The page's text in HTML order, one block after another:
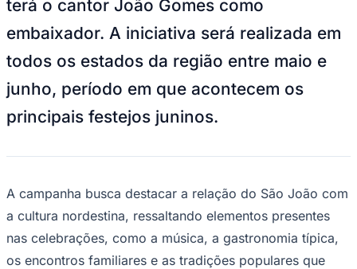
NBA
Fórmula 1
Tênis (ATP)
NHL
Vôlei
Brasileirão Série A
Brasileirão Série B
Paulistão
Copa do Brasil
Libertadores
Sul-Americana
terá o cantor João Gomes como
embaixador. A iniciativa será realizada em
todos os estados da região entre maio e
junho, período em que acontecem os
principais festejos juninos.
A campanha busca destacar a relação do São João com
a cultura nordestina, ressaltando elementos presentes
nas celebrações, como a música, a gastronomia típica,
os encontros familiares e as tradições populares que